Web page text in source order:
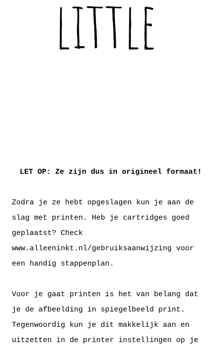
LET OP: Ze zijn dus in origineel formaat!
Zodra je ze hebt opgeslagen kun je aan de
slag met printen. Heb je cartridges goed
geplaatst? Check
www.alleeninkt.nl/gebruiksaanwijzing voor
een handig stappenplan.
Voor je gaat printen is het van belang dat
je de afbeelding in spiegelbeeld print.
Tegenwoordig kun je dit makkelijk aan en
uitzetten in de printer instellingen op je